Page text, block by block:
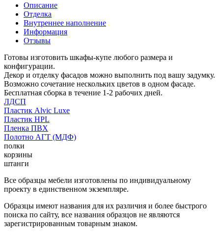
Описание
Отделка
Внутреннее наполнение
Информация
Отзывы
Готовы изготовить шкафы-купе любого размера и
конфигурации.
Декор и отделку фасадов можно выполнить под вашу задумку.
Возможно сочетание нескольких цветов в одном фасаде.
Бесплатная сборка в течение 1-2 рабочих дней.
ЛДСП
Пластик Alvic Luxe
Пластик HPL
Пленка ПВХ
Полотно АГТ (МДФ)
полки
корзины
штанги
Все образцы мебели изготовлены по индивидуальному
проекту в единственном экземпляре.
Образцы имеют названия для их различия и более быстрого
поиска по сайту, все названия образцов не являются
зарегистрированным товарным знаком.